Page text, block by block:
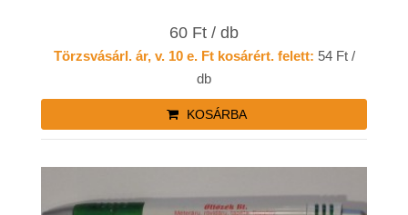
60 Ft / db
Törzsvásárl. ár, v. 10 e. Ft kosárért. felett: 54 Ft /
db
KOSÁRBA